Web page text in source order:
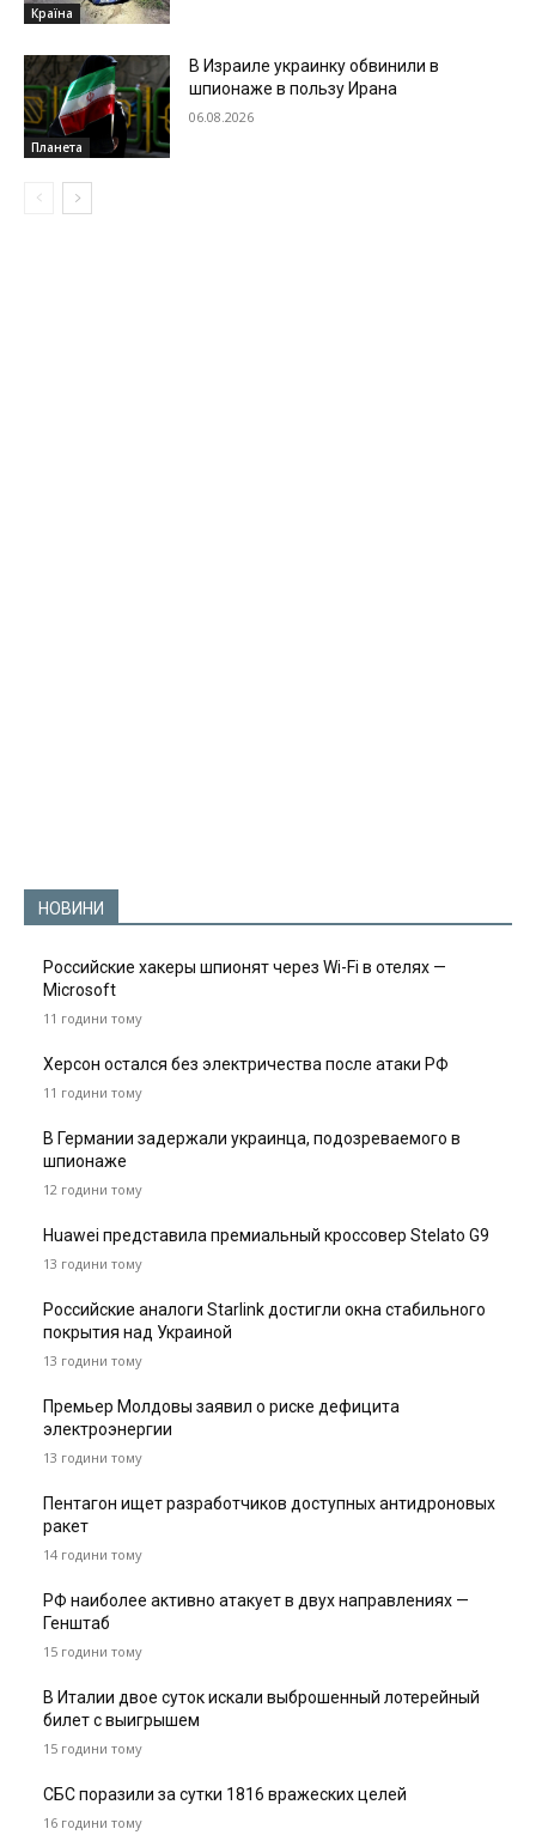
Країна
Планета
В Израиле украинку обвинили в
шпионаже в пользу Ирана
06.08.2026
НОВИНИ
Российские хакеры шпионят через Wi-Fi в отелях —
Microsoft
11 години тому
Херсон остался без электричества после атаки РФ
11 години тому
В Германии задержали украинца, подозреваемого в
шпионаже
12 години тому
Huawei представила премиальный кроссовер Stelato G9
13 години тому
Российские аналоги Starlink достигли окна стабильного
покрытия над Украиной
13 години тому
Премьер Молдовы заявил о риске дефицита
электроэнергии
13 години тому
Пентагон ищет разработчиков доступных антидроновых
ракет
14 години тому
РФ наиболее активно атакует в двух направлениях —
Генштаб
15 години тому
В Италии двое суток искали выброшенный лотерейный
билет с выигрышем
15 години тому
СБС поразили за сутки 1816 вражеских целей
16 години тому